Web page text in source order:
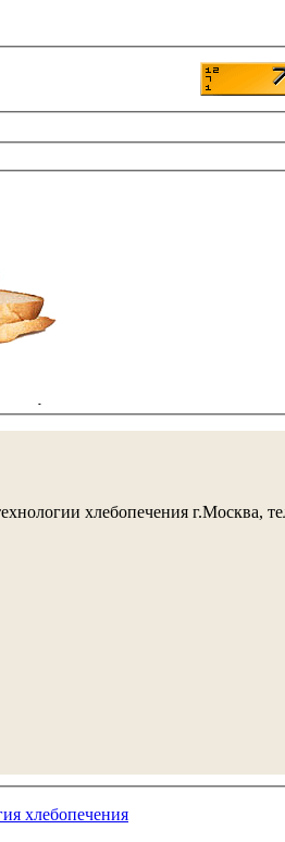
хлебопечения г.Москва,
хлебопечения